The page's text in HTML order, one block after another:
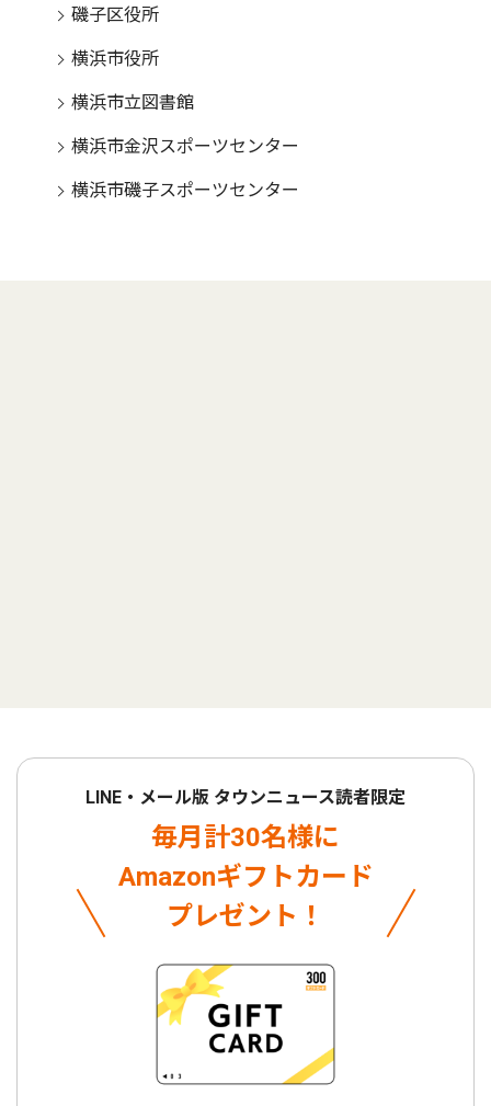
磯子区役所
横浜市役所
横浜市立図書館
横浜市金沢スポーツセンター
横浜市磯子スポーツセンター
LINE・メール版 タウンニュース読者限定
毎月計30名様に
Amazonギフトカード
プレゼント！